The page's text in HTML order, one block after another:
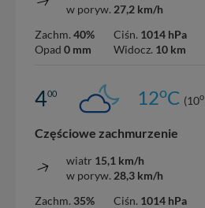
w poryw. 27,2 km/h
Zachm. 40%
Opad 0 mm
Ciśn. 1014 hPa
Widocz. 10 km
400 12oC (10o
Częściowe zachmurzenie
wiatr 15,1 km/h
w poryw. 28,3 km/h
Zachm. 35%
Ciśn. 1014 hPa